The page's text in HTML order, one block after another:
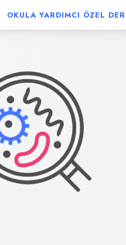
OKULA YARDIMCI ÖZEL